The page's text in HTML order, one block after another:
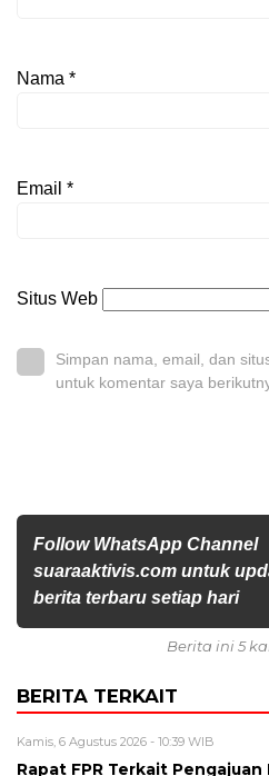
Nama *
Email *
Situs Web
Simpan nama, email, dan
untuk komentar saya
Follow WhatsApp Channel
suaraaktivis.com untuk
berita terbaru setiap hari
Berita ini 5
BERITA TERKAIT
Kamis, 6 Agustus 2026 - 10:39 WIB
Rapat FPR Terkait Pengajuan